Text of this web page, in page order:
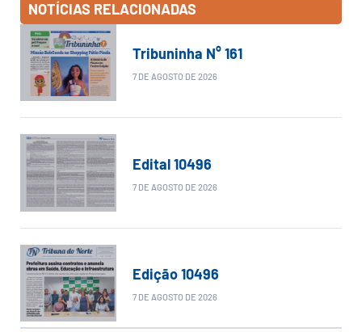
NOTÍCIAS RELACIONADAS
Tribuninha N° 161
7 DE AGOSTO DE 2026
Edital 10496
7 DE AGOSTO DE 2026
Edição 10496
7 DE AGOSTO DE 2026